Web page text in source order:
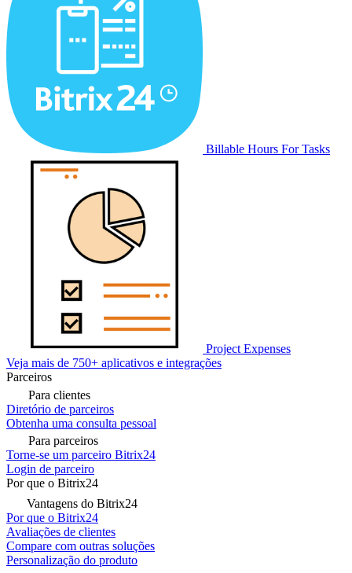
Billable Hours For Tasks
Project Expenses
Veja mais de 750+ aplicativos e integrações
Parceiros
Para clientes
Diretório de parceiros
Obtenha uma consulta pessoal
Para parceiros
Torne-se um parceiro Bitrix24
Login de parceiro
Por que o Bitrix24
Vantagens do Bitrix24
Por que o Bitrix24
Avaliações de clientes
Compare com outras soluções
Personalização do produto